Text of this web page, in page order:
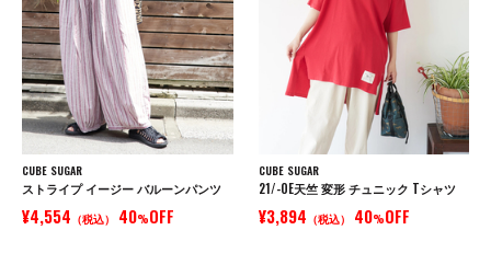
CUBE SUGAR
ストライプ イージー バルーンパンツ
¥4,554 （税込） 40%OFF
CUBE SUGAR
21/-OE天竺 変形 チュニック Tシャツ
¥3,894 （税込） 40%OFF